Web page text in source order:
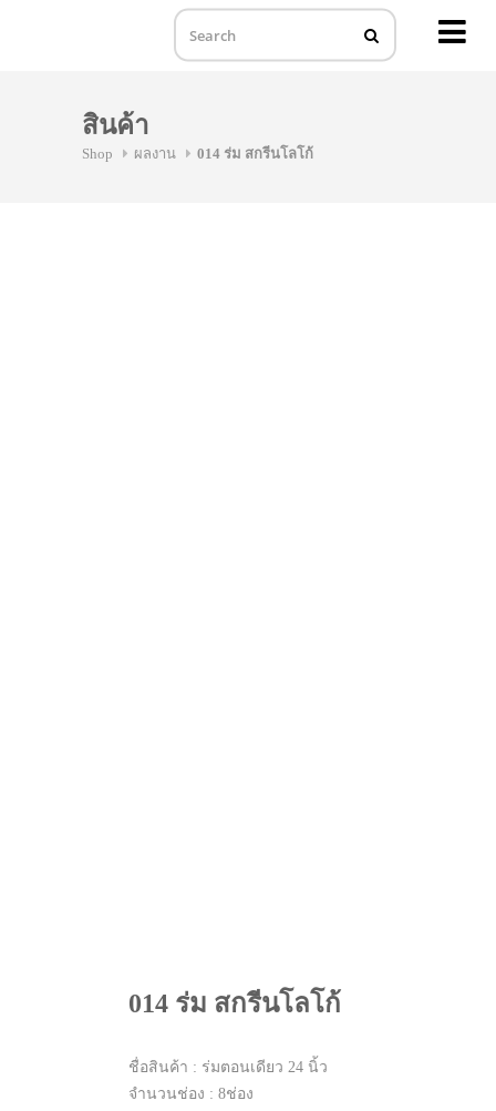
สินค้า
Shop ผลงาน 014 ร่ม สกรีนโลโก้
014 ร่ม สกรีนโลโก้
ชื่อสินค้า : ร่มตอนเดียว 24 นิ้ว
จำนวนช่อง : 8ช่อง